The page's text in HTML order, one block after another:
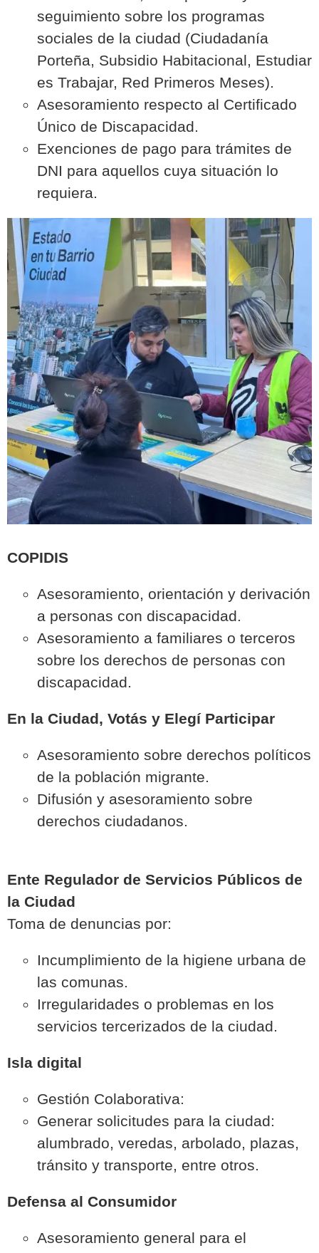
seguimiento sobre los programas
sociales de la ciudad (Ciudadanía
Porteña, Subsidio Habitacional, Estudiar
es Trabajar, Red Primeros Meses).
Asesoramiento respecto al Certificado
Único de Discapacidad.
Exenciones de pago para trámites de
DNI para aquellos cuya situación lo
requiera.
COPIDIS
Asesoramiento, orientación y derivación
a personas con discapacidad.
Asesoramiento a familiares o terceros
sobre los derechos de personas con
discapacidad.
En la Ciudad, Votás y Elegí Participar
Asesoramiento sobre derechos políticos
de la población migrante.
Difusión y asesoramiento sobre
derechos ciudadanos.
Ente Regulador de Servicios Públicos de
la Ciudad
Toma de denuncias por:
Incumplimiento de la higiene urbana de
las comunas.
Irregularidades o problemas en los
servicios tercerizados de la ciudad.
Isla digital
Gestión Colaborativa:
Generar solicitudes para la ciudad:
alumbrado, veredas, arbolado, plazas,
tránsito y transporte, entre otros.
Defensa al Consumidor
Asesoramiento general para el